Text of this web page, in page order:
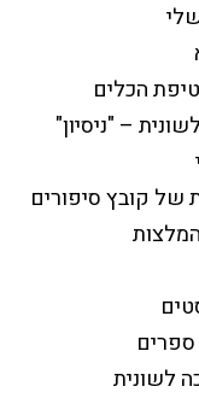
הכלים
– "ניסיון"
של קובץ סיפורים
ספרים
לשונית